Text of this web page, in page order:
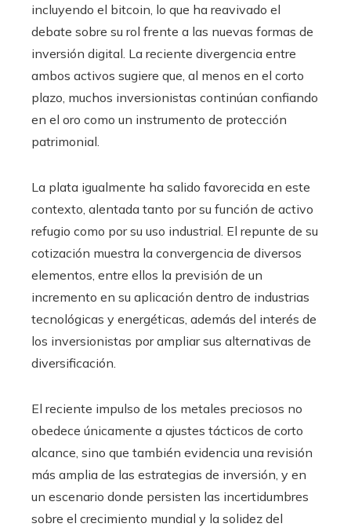
incluyendo el bitcoin, lo que ha reavivado el
debate sobre su rol frente a las nuevas formas de
inversión digital. La reciente divergencia entre
ambos activos sugiere que, al menos en el corto
plazo, muchos inversionistas continúan confiando
en el oro como un instrumento de protección
patrimonial.
La plata igualmente ha salido favorecida en este
contexto, alentada tanto por su función de activo
refugio como por su uso industrial. El repunte de su
cotización muestra la convergencia de diversos
elementos, entre ellos la previsión de un
incremento en su aplicación dentro de industrias
tecnológicas y energéticas, además del interés de
los inversionistas por ampliar sus alternativas de
diversificación.
El reciente impulso de los metales preciosos no
obedece únicamente a ajustes tácticos de corto
alcance, sino que también evidencia una revisión
más amplia de las estrategias de inversión, y en
un escenario donde persisten las incertidumbres
sobre el crecimiento mundial y la solidez del